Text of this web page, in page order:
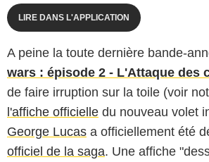
LIRE DANS L'APPLICATION
A peine la toute dernière bande-
wars : épisode 2 - L'Attaque des
de faire irruption sur la toile (voir
l'affiche officielle du nouveau volet
George Lucas a officiellement été
officiel de la saga. Une affiche